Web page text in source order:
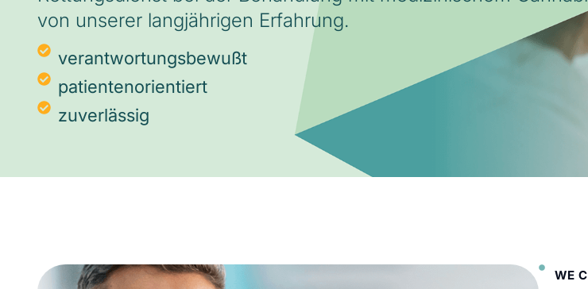
von unserer langjährigen Erfahrung.
verantwortungsbewußt
patientenorientiert
zuverlässig
WE